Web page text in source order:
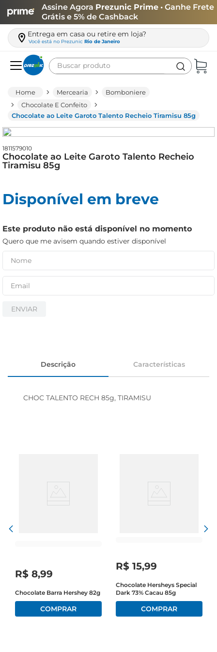
Assine Agora Prezunic Prime • Ganhe Frete
Grátis e 5% de Cashback
Entrega em casa ou retire em loja?
Você está no Prezunic Rio de Janeiro
Buscar produto
Mercearia
Bomboniere
Chocolate E Confeito
Chocolate ao Leite Garoto Talento Recheio Tiramisu 85g
1811579010
Chocolate ao Leite Garoto Talento Recheio
Tiramisu 85g
Disponível em breve
Este produto não está disponível no momento
Quero que me avisem quando estiver disponível
ENVIAR
Descrição Características
CHOC TALENTO RECH 85g, TIRAMISU
R$ 8,99
Chocolate Barra Hershey 82g
R$ 15,99
Chocolate Hersheys Special
Dark 73% Cacau 85g
leite
queijo
biscoito
arroz
papel higiênico
cerveja